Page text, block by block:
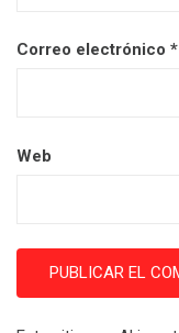
Correo electrónico *
Web